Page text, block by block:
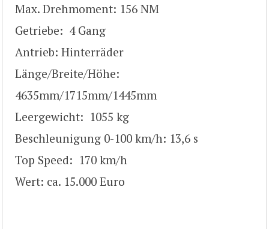
Max. Drehmoment: 156 NM
Getriebe: 4 Gang
Antrieb: Hinterräder
Länge/Breite/Höhe:
4635mm/1715mm/1445mm
Leergewicht: 1055 kg
Beschleunigung 0-100 km/h: 13,6 s
Top Speed: 170 km/h
Wert: ca. 15.000 Euro